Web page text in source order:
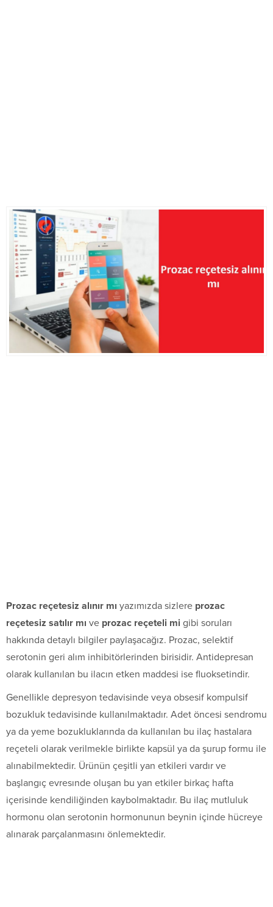
Prozac reçetesiz alınır mı yazımızda sizlere prozac
reçetesiz satılır mı ve prozac reçeteli mi gibi soruları
hakkında detaylı bilgiler paylaşacağız. Prozac, selektif
serotonin geri alım inhibitörlerinden birisidir. Antidepresan
olarak kullanılan bu ilacın etken maddesi ise fluoksetindir.
Genellikle depresyon tedavisinde veya obsesif kompulsif
bozukluk tedavisinde kullanılmaktadır. Adet öncesi sendromu
ya da yeme bozukluklarında da kullanılan bu ilaç hastalara
reçeteli olarak verilmekle birlikte kapsül ya da şurup formu ile
alınabilmektedir. Ürünün çeşitli yan etkileri vardır ve
başlangıç evresınde oluşan bu yan etkiler birkaç hafta
içerisinde kendiliğinden kaybolmaktadır. Bu ilaç mutluluk
hormonu olan serotonin hormonunun beynin içinde hücreye
alınarak parçalanmasını önlemektedir.